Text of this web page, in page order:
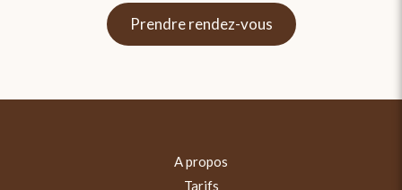
Prendre rendez-vous
A propos
Tarifs